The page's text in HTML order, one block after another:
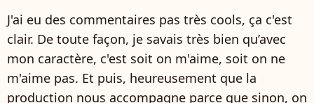
J'ai eu des commentaires pas très cools, ça c'est
clair. De toute façon, je savais très bien qu’avec
mon caractère, c'est soit on m'aime, soit on ne
m'aime pas. Et puis, heureusement que la
production nous accompagne parce que sinon, on